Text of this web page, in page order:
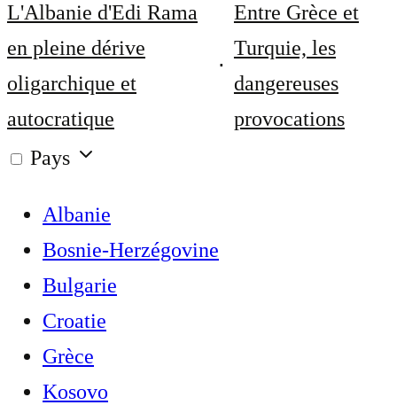
L'Albanie d'Edi Rama
en pleine dérive
oligarchique et
autocratique
Entre Grèce et
Turquie, les
dangereuses
provocations
Pays
Albanie
Bosnie-Herzégovine
Bulgarie
Croatie
Grèce
Kosovo